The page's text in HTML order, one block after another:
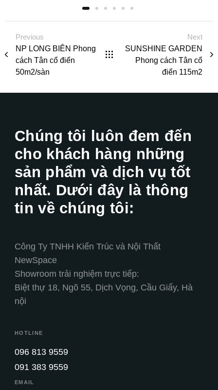
Previous
NP LONG BIÊN Phong
cách Tân cổ điển
50m2/sàn
Next
SUNSHINE GARDEN
Phong cách Tân cổ
điển 115m2
Chúng tôi luôn đem đến
cho khách hàng những
sản phẩm và dịch vụ tốt
nhất. Dưới đây là thông
tin về chúng tôi:
Công Ty TNHH Kiến Trúc và Nội Thất
NewSpace
Showroom trải nghiệm trực tiếp:
Biệt thự 18, Ngõ 55, Dịch Vọng, Cầu Giấy, Hà
nội
HOTLINE
096 813 9559
091 383 9559
EMAIL